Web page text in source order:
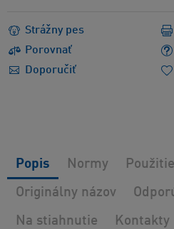
Strážny pes
Porovnať
Doporučiť
Popis Normy Použitie
Originálny názov
Na stiahnutie Kontakty